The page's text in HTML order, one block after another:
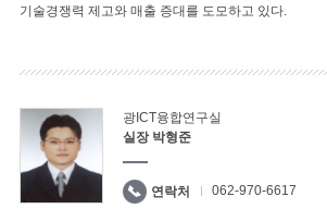
기술경쟁력 제고와 매출 증대를 도모하고 있다.
광ICT융합연구실
실장 박형준
연락처 062-970-6617